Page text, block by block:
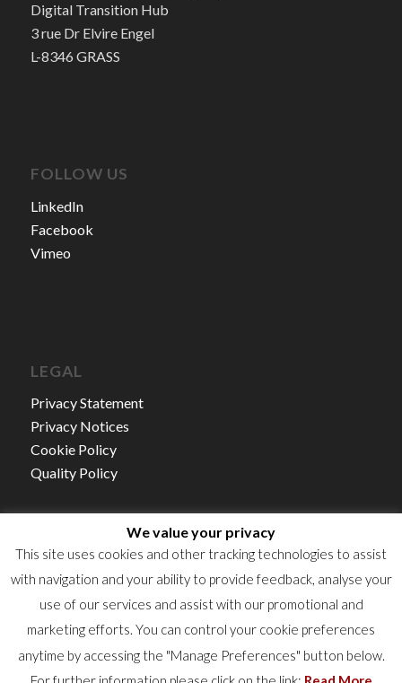
Digital Transition Hub
3 rue Dr Elvire Engel
L-8346 GRASS
FOLLOW US
LinkedIn
Facebook
Vimeo
LEGAL
Privacy Statement
Privacy Notices
Cookie Policy
Quality Policy
Autorisation d’établissement NO.15/21
RCS : B50922
We value your privacy
This site uses cookies and other tracking technologies to assist
with navigation and your ability to provide feedback, analyse your
use of our services and assist with our promotional and
marketing efforts. You can control your cookie preferences
anytime by accessing the "Manage Preferences" button below.